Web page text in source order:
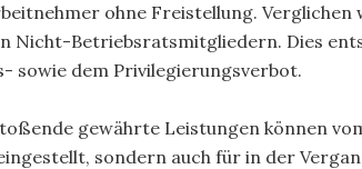
ohne Freistellung. Verglichen
Nicht-Betriebsratsmitgliedern. Dies
sowie dem Privilegierungsverbot.
gewährte Leistungen können
sondern auch für in der